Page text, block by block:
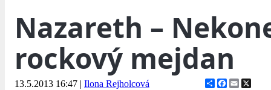
Nazareth –
rockový mejdan
13.5.2013 16:47 | Ilona Rejholcová ShareFacebook
Email